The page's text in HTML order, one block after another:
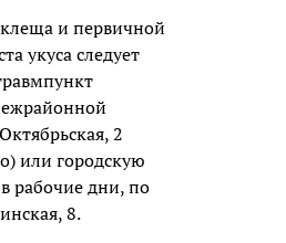
и первичной
укуса следует
2
или городскую
рабочие дни, по
8.